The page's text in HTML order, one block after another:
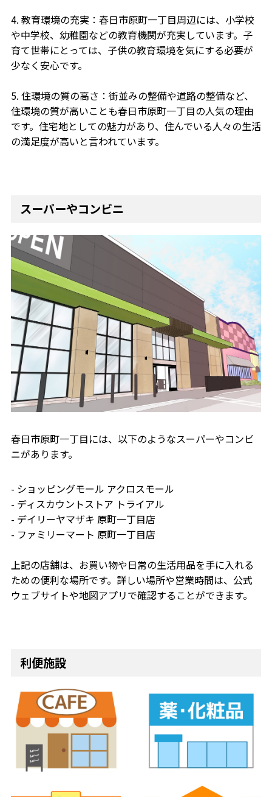
4. 教育環境の充実：春日市原町一丁目周辺には、小学校
や中学校、幼稚園などの教育機関が充実しています。子
育て世帯にとっては、子供の教育環境を気にする必要が
少なく安心です。
5. 住環境の質の高さ：街並みの整備や道路の整備など、
住環境の質が高いことも春日市原町一丁目の人気の理由
です。住宅地としての魅力があり、住んでいる人々の生活
の満足度が高いと言われています。
スーパーやコンビニ
春日市原町一丁目には、以下のようなスーパーやコンビ
ニがあります。
- ショッピングモール アクロスモール
- ディスカウントストア トライアル
- デイリーヤマザキ 原町一丁目店
- ファミリーマート 原町一丁目店
上記の店舗は、お買い物や日常の生活用品を手に入れる
ための便利な場所です。詳しい場所や営業時間は、公式
ウェブサイトや地図アプリで確認することができます。
利便施設